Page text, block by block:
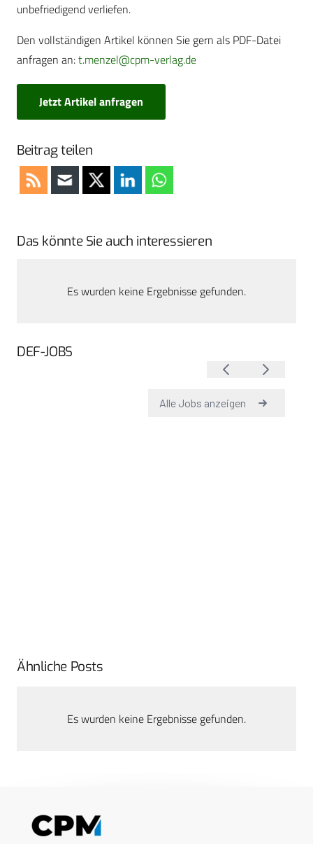
unbefriedigend verliefen.
Den vollständigen Artikel können Sie gern als PDF-Datei
anfragen an:t.menzel@cpm-verlag.de
Jetzt Artikel anfragen
Beitrag teilen
Das könnte Sie auch interessieren
Es wurden keine Ergebnisse gefunden.
DEF-JOBS
Ähnliche Posts
Es wurden keine Ergebnisse gefunden.